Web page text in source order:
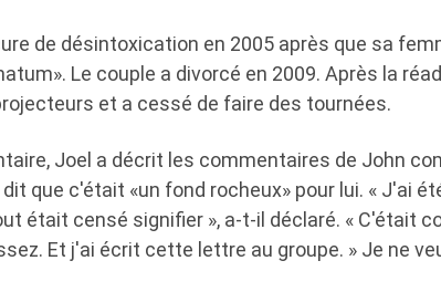
de désintoxication en 2005 après que sa
Le couple a divorcé en 2009. Après la
et a cessé de faire des tournées.
Joel a décrit les commentaires de John
que c'était «un fond rocheux» pour lui. « J'ai
était censé signifier », a-t-il déclaré. « C'était
Et j'ai écrit cette lettre au groupe. » Je ne